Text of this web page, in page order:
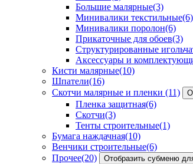
Большие малярные(3)
Минивалики текстильные(6)
Минивалики поролон(6)
Прикаточные для обоев(3)
Структурированные
Аксессуары и
Кисти малярные(10)
Шпатели(16)
Скотчи малярные и пленки (11)
Пленка защитная(6)
Скотчи(3)
Тенты строительные(1)
Бумага наждачная(10)
Венчики строительные(6)
Прочее(20) Отобразить субменю